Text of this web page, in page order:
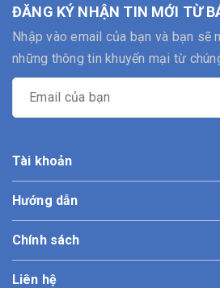
ĐĂNG KÝ NHẬN TIN MỚI TỪ
Nhập vào email của bạn và bạn sẽ
những thông tin khuyến mại từ
Tài khoản
Hướng dẫn
Chính sách
Liên hệ